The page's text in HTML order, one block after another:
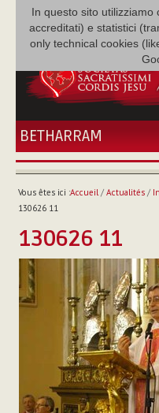
In questo sito utilizziamo
accreditati) e statistici
only technical cookies
BETHARRAM
ACCUEIL
BÉTHARRAM
MISSION
NEF
MULTIMÉDIA
P. AUGUSTE
Vous êtes ici :Accueil/ Actualités/
130626 11
130626 11